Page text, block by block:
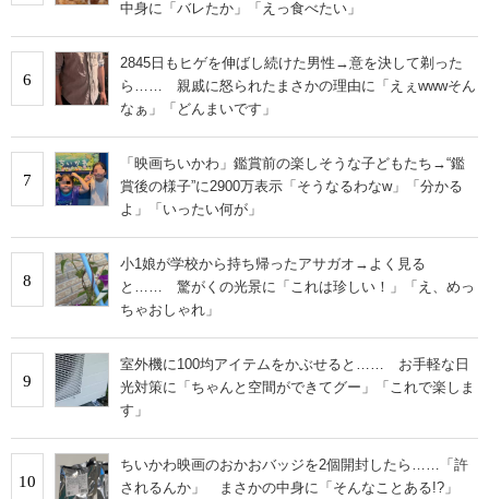
中身に「バレたか」「えっ食べたい」
6
2845日もヒゲを伸ばし続けた男性→意を決して剃った
ら…… 親戚に怒られたまさかの理由に「えぇwwwそん
なぁ」「どんまいです」
7
「映画ちいかわ」鑑賞前の楽しそうな子どもたち→“鑑
賞後の様子”に2900万表示「そうなるわなw」「分かる
よ」「いったい何が」
8
小1娘が学校から持ち帰ったアサガオ→よく見る
と…… 驚がくの光景に「これは珍しい！」「え、めっ
ちゃおしゃれ」
9
室外機に100均アイテムをかぶせると…… お手軽な日
光対策に「ちゃんと空間ができてグー」「これで楽しま
す」
10
ちいかわ映画のおかおバッジを2個開封したら……「許
されるんか」 まさかの中身に「そんなことある!?」